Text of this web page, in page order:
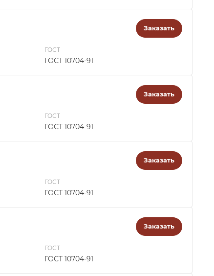
Заказать
ГОСТ
ГОСТ 10704-91
Заказать
ГОСТ
ГОСТ 10704-91
Заказать
ГОСТ
ГОСТ 10704-91
Заказать
ГОСТ
ГОСТ 10704-91